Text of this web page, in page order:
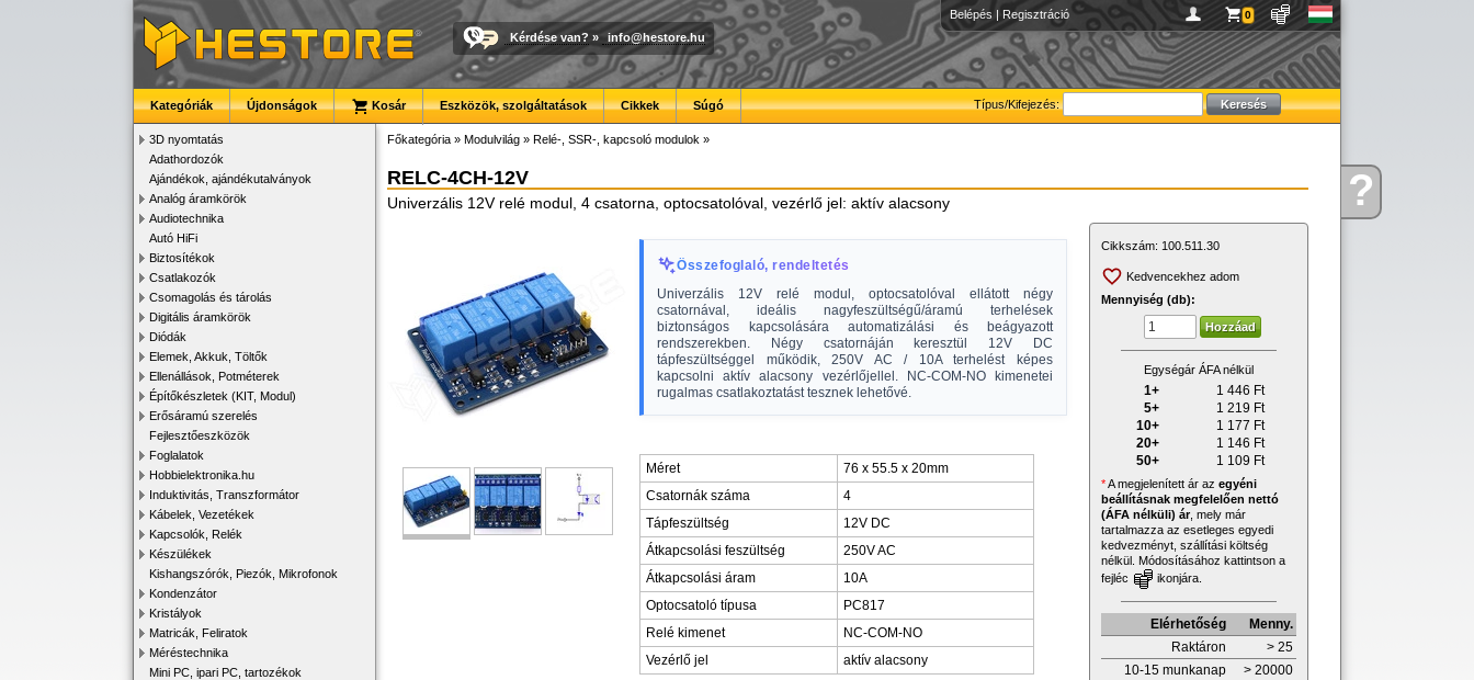
Kérdése?
Belépés | Regisztráció 0
Kérdése van? » info@hestore.hu
Típus/Kifejezés:
Kategóriák Újdonságok Kosár Eszközök, szolgáltatások Cikkek Súgó
3D nyomtatás
Adathordozók
Ajándékok, ajándékutalványok
Analóg áramkörök
Audiotechnika
Autó HiFi
Biztosítékok
Csatlakozók
Csomagolás és tárolás
Digitális áramkörök
Diódák
Elemek, Akkuk, Töltők
Ellenállások, Potméterek
Építőkészletek (KIT, Modul)
Erősáramú szerelés
Fejlesztőeszközök
Foglalatok
Hobbielektronika.hu
Induktivitás, Transzformátor
Kábelek, Vezetékek
Kapcsolók, Relék
Készülékek
Kishangszórók, Piezók, Mikrofonok
Kondenzátor
Kristályok
Matricák, Feliratok
Méréstechnika
Mini PC, ipari PC, tartozékok
Főkategória » Modulvilág » Relé-, SSR-, kapcsoló modulok »
RELC-4CH-12V
Univerzális 12V relé modul, 4 csatorna, optocsatolóval, vezérlő jel: aktív alacsony
Összefoglaló, rendeltetés
Univerzális 12V relé modul, optocsatolóval ellátott négy
csatornával, ideális nagyfeszültségű/áramú terhelések
biztonságos kapcsolására automatizálási és beágyazott
rendszerekben. Négy csatornáján keresztül 12V DC
tápfeszültséggel működik, 250V AC / 10A terhelést képes
kapcsolni aktív alacsony vezérlőjellel. NC-COM-NO kimenetei
rugalmas csatlakoztatást tesznek lehetővé.
Méret
76 x 55.5 x 20mm
Csatornák száma
4
Tápfeszültség
12V DC
Átkapcsolási feszültség
250V AC
Átkapcsolási áram
10A
Optocsatoló típusa
PC817
Relé kimenet
NC-COM-NO
Vezérlő jel
aktív alacsony
Cikkszám: 100.511.30
Kedvencekhez adom
Mennyiség (db):
Egységár ÁFA nélkül
1+ 1 446 Ft
5+
1 219 Ft
10+
1 177 Ft
20+
1 146 Ft
50+
1 109 Ft
*A megjelenített ár az egyéni
beállításnak megfelelően nettó
(ÁFA nélküli) ár, mely már
tartalmazza az esetleges egyedi
kedvezményt, szállítási költség
nélkül. Módosításához kattintson a
fejléc
ikonjára.
Elérhetőség
Menny.
Raktáron
> 25
10-15 munkanap
> 20000